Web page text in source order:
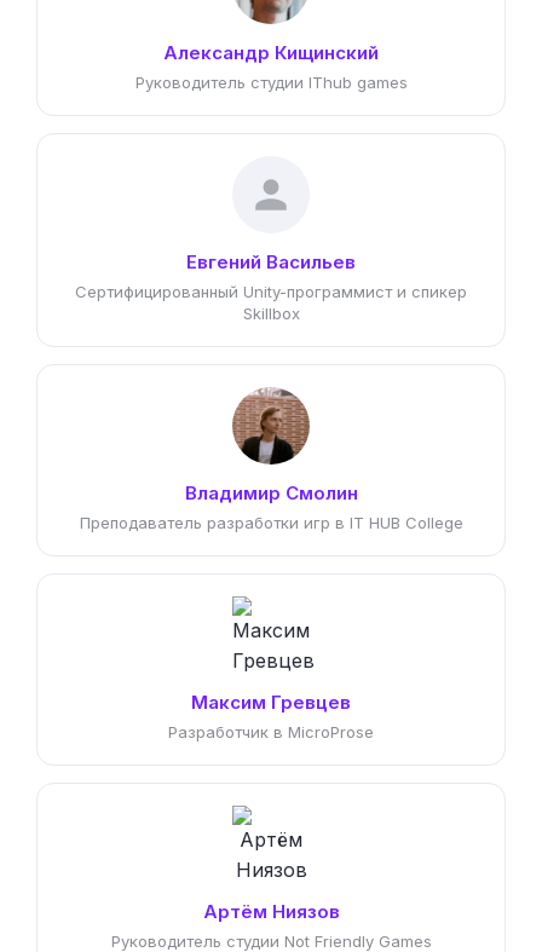
Александр Кищинский
Руководитель студии IThub games
Евгений Васильев
Сертифицированный Unity-программист и спикер
Skillbox
Владимир Смолин
Преподаватель разработки игр в IT HUB College
Максим Гревцев
Разработчик в MicroProse
Артём Ниязов
Руководитель студии Not Friendly Games